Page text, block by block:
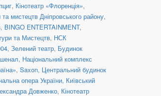
, Кінотеатр «Флоренція»,
мистецтв Дніпровського району,
, BINGO ENTERTAINMENT,
та Мистецтв, НСК
, Зелений театр, Будинок
, Національний комплекс
, Saxon, Центральний будинок
опера України, Київський
Довженко, Кінотеатр